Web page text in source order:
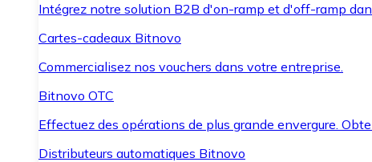
Intégrez notre solution B2B d'on-ramp et d'off-ramp
Cartes-cadeaux Bitnovo
Commercialisez nos vouchers dans votre entreprise.
Bitnovo OTC
Effectuez des opérations de plus grande envergure.
Distributeurs automatiques Bitnovo